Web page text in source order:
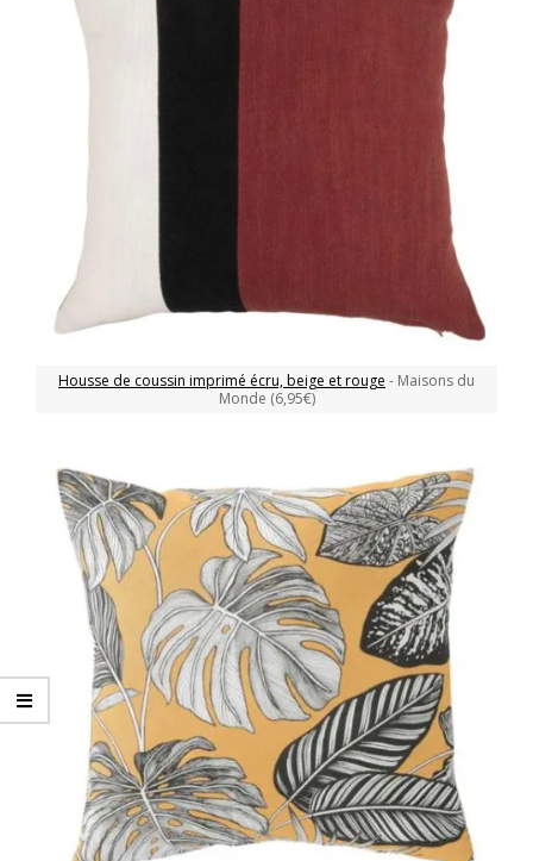
Housse de coussin imprimé écru, beige et rouge - Maisons du
Monde (6,95€)